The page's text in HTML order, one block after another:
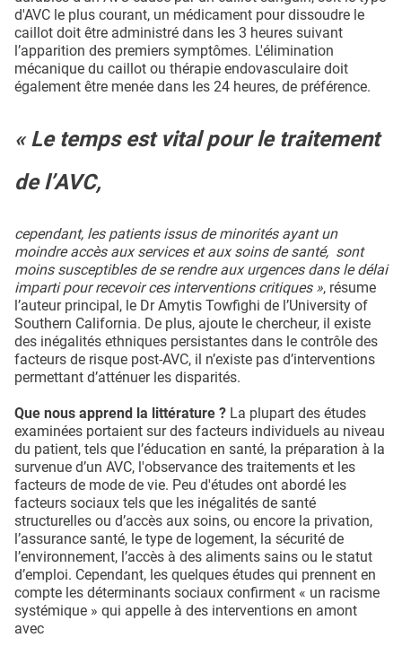
d'AVC le plus courant, un médicament pour dissoudre le
caillot doit être administré dans les 3 heures suivant
l’apparition des premiers symptômes. L'élimination
mécanique du caillot ou thérapie endovasculaire doit
également être menée dans les 24 heures, de préférence.
« Le temps est vital pour le traitement
de l’AVC,
cependant, les patients issus de minorités ayant un
moindre accès aux services et aux soins de santé, sont
moins susceptibles de se rendre aux urgences dans le délai
imparti pour recevoir ces interventions critiques », résume
l’auteur principal, le Dr Amytis Towfighi de l’University of
Southern California. De plus, ajoute le chercheur, il existe
des inégalités ethniques persistantes dans le contrôle des
facteurs de risque post-AVC, il n’existe pas d’interventions
permettant d’atténuer les disparités.
Que nous apprend la littérature ? La plupart des études
examinées portaient sur des facteurs individuels au niveau
du patient, tels que l’éducation en santé, la préparation à la
survenue d’un AVC, l'observance des traitements et les
facteurs de mode de vie. Peu d'études ont abordé les
facteurs sociaux tels que les inégalités de santé
structurelles ou d’accès aux soins, ou encore la privation,
l’assurance santé, le type de logement, la sécurité de
l’environnement, l’accès à des aliments sains ou le statut
d’emploi. Cependant, les quelques études qui prennent en
compte les déterminants sociaux confirment « un racisme
systémique » qui appelle à des interventions en amont
avec